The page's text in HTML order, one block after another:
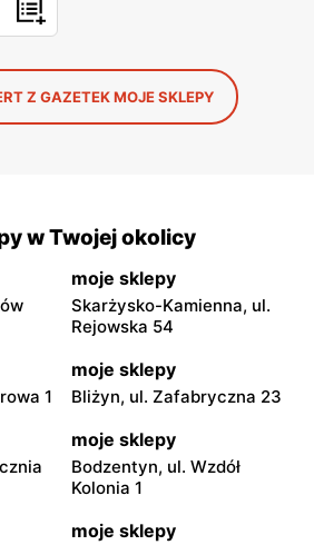
Z GAZETEK MOJE SKLEPY
w Twojej okolicy
moje sklepy
Skarżysko-Kamienna, ul.
Rejowska 54
1
moje sklepy
Bliżyn, ul. Zafabryczna 23
moje sklepy
Bodzentyn, ul. Wzdół
Kolonia 1
moje sklepy